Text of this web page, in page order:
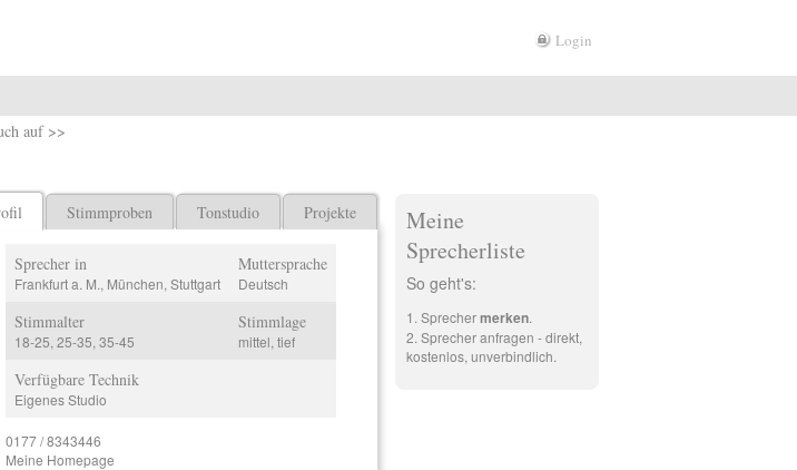
Login
auf >>
Stimmproben Tonstudio Projekte
Sprecher in
Frankfurt a. M., München, Stuttgart
Muttersprache
Deutsch
Stimmalter
18-25, 25-35, 35-45
Stimmlage
mittel, tief
Verfügbare Technik
Eigenes Studio
0177 / 8343446
Meine Homepage
Meine
Sprecherliste
So geht's:
Sprechermerken.
Sprecher anfragen - direkt,
kostenlos, unverbindlich.